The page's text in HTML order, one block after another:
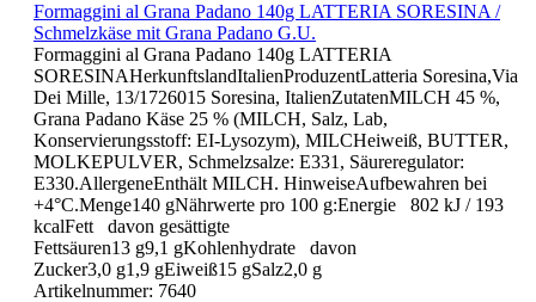
Formaggini al Grana Padano 140g LATTERIA SORESINA /
Schmelzkäse mit Grana Padano G.U.
Formaggini al Grana Padano 140g LATTERIA
SORESINAHerkunftslandItalienProduzentLatteria Soresina,Via
Dei Mille, 13/1726015 Soresina, ItalienZutatenMILCH 45 %,
Grana Padano Käse 25 % (MILCH, Salz, Lab,
Konservierungsstoff: EI-Lysozym), MILCHeiweiß, BUTTER,
MOLKEPULVER, Schmelzsalze: E331, Säureregulator:
E330.AllergeneEnthält MILCH. HinweiseAufbewahren bei
+4°C.Menge140 gNährwerte pro 100 g:Energie 802 kJ / 193
kcalFett davon gesättigte
Fettsäuren13 g9,1 gKohlenhydrate davon
Zucker3,0 g1,9 gEiweiß15 gSalz2,0 g
Artikelnummer: 7640